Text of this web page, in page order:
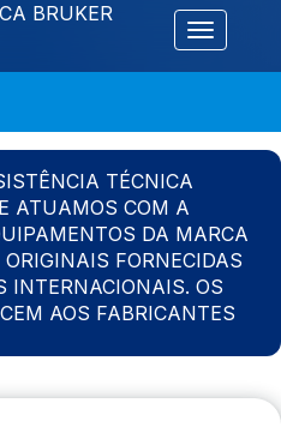
Alternar
TÉCNICA
ATUAMOS COM A
DA MARCA
FORNECIDAS
INTERNACIONAIS. OS
AOS FABRICANTES